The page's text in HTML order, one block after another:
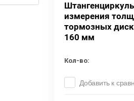
измерения
тормозных
160 мм
Кол-во:
Добавить к